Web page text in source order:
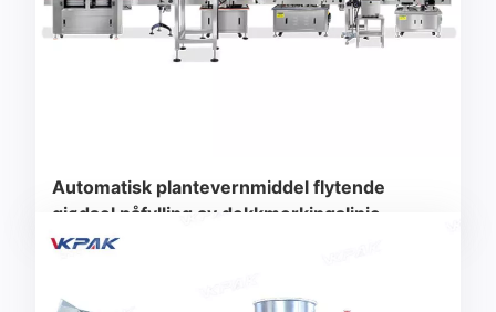
Automatisk plantevernmiddel flytende
gjødsel påfylling av dekkmerkingslinje